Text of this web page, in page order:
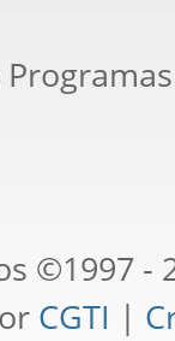
©1997 -
CGTI |